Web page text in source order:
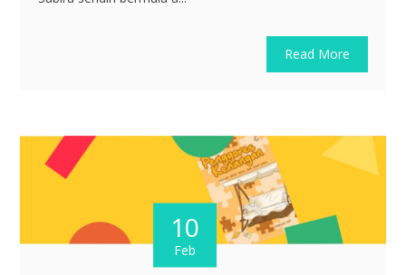
Read More
10
Feb